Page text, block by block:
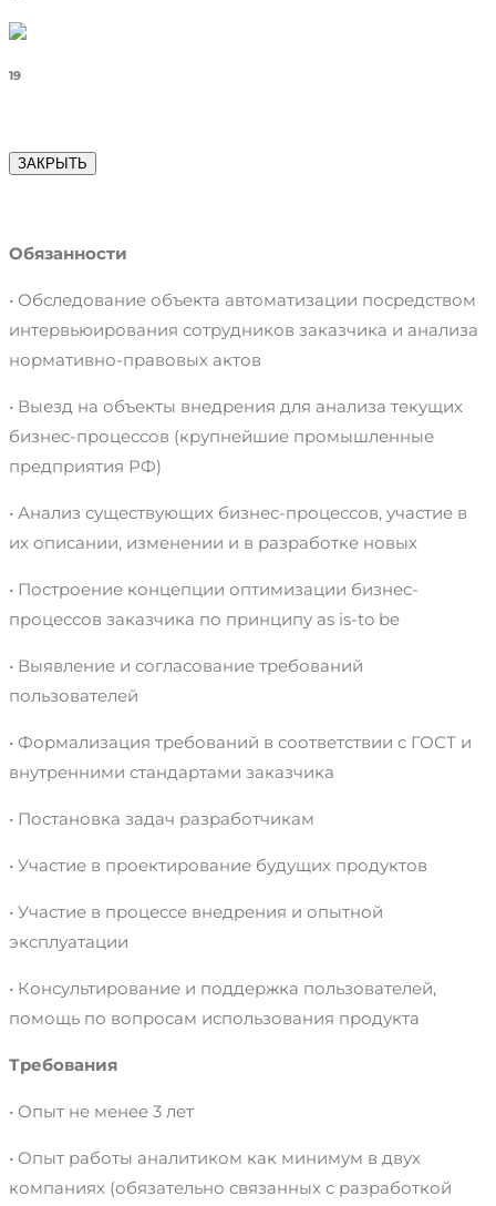
19
ЗАКРЫТЬ
Обязанности
• Обследование объекта автоматизации посредством
интервьюирования сотрудников заказчика и анализа
нормативно-правовых актов
• Выезд на объекты внедрения для анализа текущих
бизнес-процессов (крупнейшие промышленные
предприятия РФ)
• Анализ существующих бизнес-процессов, участие в
их описании, изменении и в разработке новых
• Построение концепции оптимизации бизнес-
процессов заказчика по принципу as is-to be
• Выявление и согласование требований
пользователей
• Формализация требований в соответствии с ГОСТ и
внутренними стандартами заказчика
• Постановка задач разработчикам
• Участие в проектирование будущих продуктов
• Участие в процессе внедрения и опытной
эксплуатации
• Консультирование и поддержка пользователей,
помощь по вопросам использования продукта
Требования
• Опыт не менее 3 лет
• Опыт работы аналитиком как минимум в двух
компаниях (обязательно связанных с разработкой